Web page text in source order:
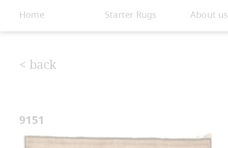
Home Starter Rugs About us
< back
9151